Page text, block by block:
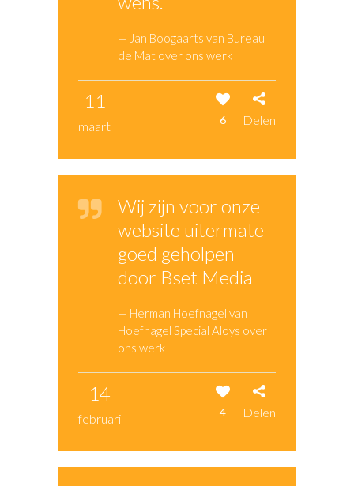
— Jan Boogaarts van Bureau
de Mat over ons werk
11
maart 6 Delen
Wij zijn voor onze
website uitermate
goed geholpen
door Bset Media
— Herman Hoefnagel van
Hoefnagel Special Aloys over
ons werk
14
februari 4 Delen